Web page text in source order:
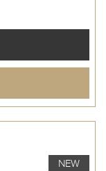
NEW